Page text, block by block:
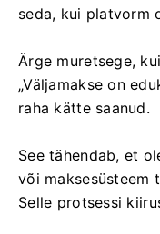
seda, kui platvorm
Ärge muretsege,
„Väljamakse on
raha kätte saanud.
See tähendab, et
või maksesüsteem
Selle protsessi